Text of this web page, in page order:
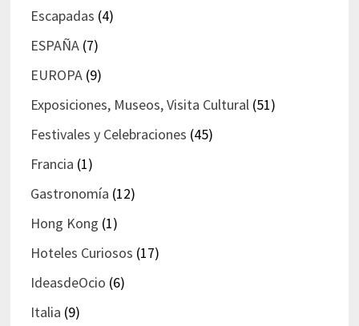
Escapadas (4)
ESPAÑA(7)
EUROPA(9)
Exposiciones, Museos, Visita Cultural(51)
Festivales y Celebraciones (45)
Francia (1)
Gastronomía (12)
Hong Kong (1)
Hoteles Curiosos (17)
IdeasdeOcio (6)
Italia (9)